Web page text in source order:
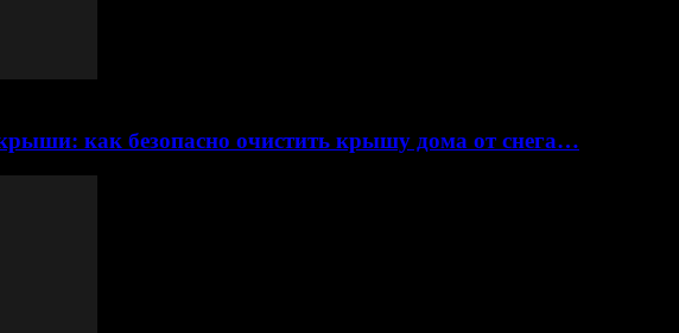
как безопасно очистить крышу дома от снега…